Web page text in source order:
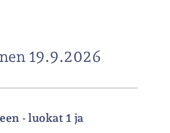
19.9.2026
- luokat 1 ja